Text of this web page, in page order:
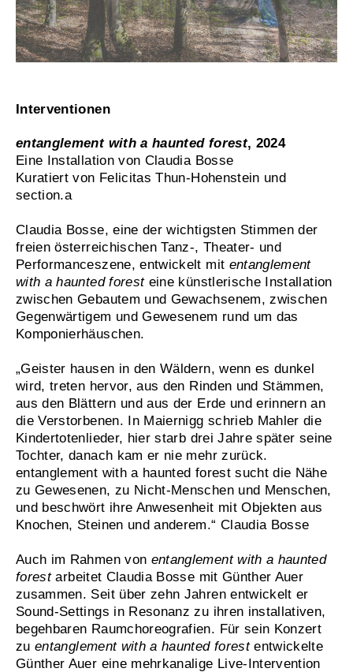
Interventionen
entanglement with a haunted forest, 2024
Eine Installation von Claudia Bosse
Kuratiert von Felicitas Thun-Hohenstein und
section.a
Claudia Bosse, eine der wichtigsten Stimmen der
freien österreichischen Tanz-, Theater- und
Performanceszene, entwickelt mit entanglement
with a haunted foresteine künstlerische Installation
zwischen Gebautem und Gewachsenem, zwischen
Gegenwärtigem und Gewesenem rund um das
Komponierhäuschen.
„Geister hausen in den Wäldern, wenn es dunkel
wird, treten hervor, aus den Rinden und Stämmen,
aus den Blättern und aus der Erde und erinnern an
die Verstorbenen. In Maiernigg schrieb Mahler die
Kindertotenlieder, hier starb drei Jahre später seine
Tochter, danach kam er nie mehr zurück.
entanglement with a haunted forest sucht die Nähe
zu Gewesenen, zu Nicht-Menschen und Menschen,
und beschwört ihre Anwesenheit mit Objekten aus
Knochen, Steinen und anderem.“ Claudia Bosse
Auch im Rahmen von entanglement with a haunted
forestarbeitet Claudia Bosse mit Günther Auer
zusammen. Seit über zehn Jahren entwickelt er
Sound-Settings in Resonanz zu ihren installativen,
begehbaren Raumchoreografien. Für sein Konzert
zuentanglement with a haunted forestentwickelte
Günther Auer eine mehrkanalige Live-Intervention